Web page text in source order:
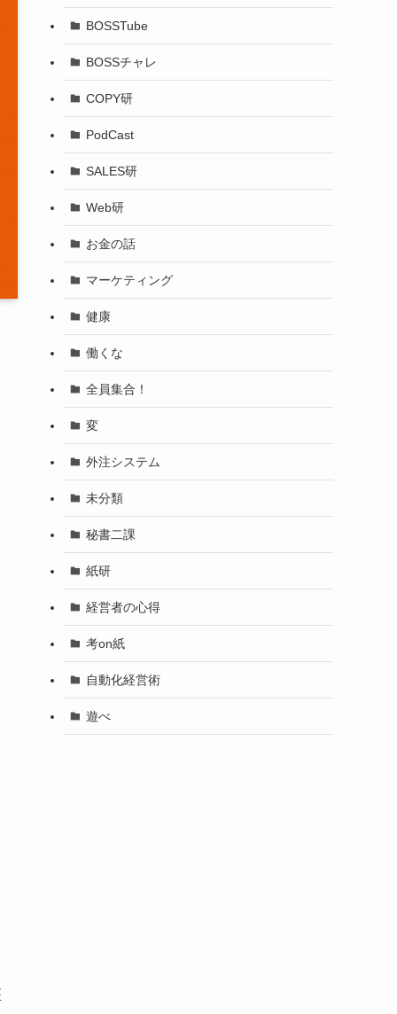
BOSSTube
BOSSチャレ
COPY研
PodCast
SALES研
Web研
お金の話
マーケティング
健康
働くな
全員集合！
変
外注システム
未分類
秘書二課
紙研
経営者の心得
考on紙
自動化経営術
遊べ